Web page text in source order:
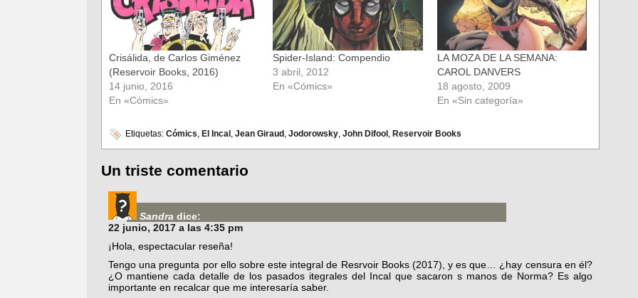
Crisálida, de Carlos Giménez
(Reservoir Books, 2016)
14 junio, 2016
En «Cómics»
Spider-Island: Compendio
3 abril, 2012
En «Cómics»
LA MOZA DE LA SEMANA:
CAROL DANVERS
18 agosto, 2009
En «Sin categoría»
Etiquetas: Cómics, El Incal , Jean Giraud , Jodorowsky, John Difool , Reservoir Books
Un triste comentario
Sandra dice:
22 junio, 2017 a las 4:35 pm
¡Hola, espectacular reseña!
Tengo una pregunta por ello sobre este integral de Resrvoir Books (2017), y es que… ¿hay censura en él?
¿O mantiene cada detalle de los pasados itegrales del Incal que sacaron s manos de Norma? Es algo
importante en recalcar que me interesaría saber.